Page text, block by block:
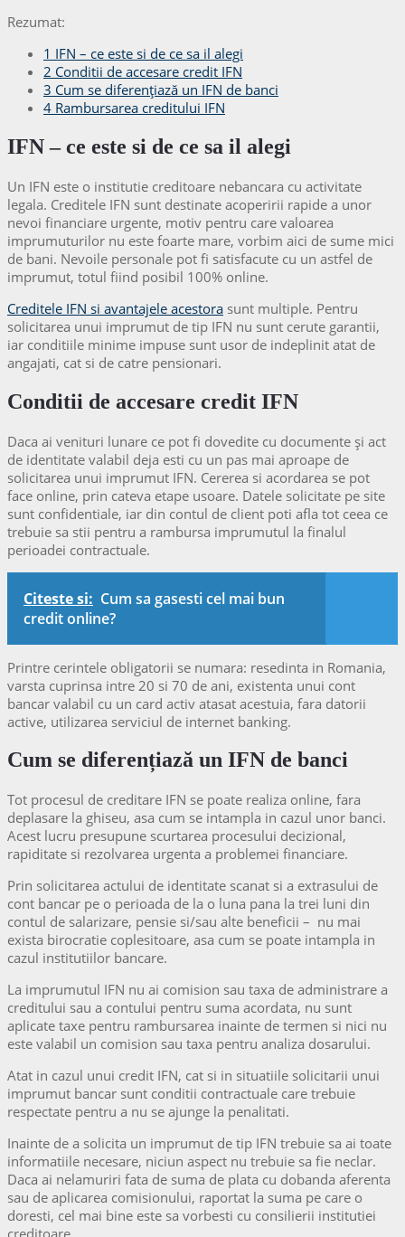
Rezumat:
1 IFN – ce este si de ce sa il alegi
2 Conditii de accesare credit IFN
3 Cum se diferențiază un IFN de banci
4 Rambursarea creditului IFN
IFN – ce este si de ce sa il alegi
Un IFN este o institutie creditoare nebancara cu activitate
legala. Creditele IFN sunt destinate acoperirii rapide a unor
nevoi financiare urgente, motiv pentru care valoarea
imprumuturilor nu este foarte mare, vorbim aici de sume mici
de bani. Nevoile personale pot fi satisfacute cu un astfel de
imprumut, totul fiind posibil 100% online.
Creditele IFN si avantajele acestora sunt multiple. Pentru
solicitarea unui imprumut de tip IFN nu sunt cerute garantii,
iar conditiile minime impuse sunt usor de indeplinit atat de
angajati, cat si de catre pensionari.
Conditii de accesare credit IFN
Daca ai venituri lunare ce pot fi dovedite cu documente și act
de identitate valabil deja esti cu un pas mai aproape de
solicitarea unui imprumut IFN. Cererea si acordarea se pot
face online, prin cateva etape usoare. Datele solicitate pe site
sunt confidentiale, iar din contul de client poti afla tot ceea ce
trebuie sa stii pentru a rambursa imprumutul la finalul
perioadei contractuale.
Citeste si: Cum sa gasesti cel mai bun
credit online?
Printre cerintele obligatorii se numara: resedinta in Romania,
varsta cuprinsa intre 20 si 70 de ani, existenta unui cont
bancar valabil cu un card activ atasat acestuia, fara datorii
active, utilizarea serviciul de internet banking.
Cum se diferențiază un IFN de banci
Tot procesul de creditare IFN se poate realiza online, fara
deplasare la ghiseu, asa cum se intampla in cazul unor banci.
Acest lucru presupune scurtarea procesului decizional,
rapiditate si rezolvarea urgenta a problemei financiare.
Prin solicitarea actului de identitate scanat si a extrasului de
cont bancar pe o perioada de la o luna pana la trei luni din
contul de salarizare, pensie si/sau alte beneficii – nu mai
exista birocratie coplesitoare, asa cum se poate intampla in
cazul institutiilor bancare.
La imprumutul IFN nu ai comision sau taxa de administrare a
creditului sau a contului pentru suma acordata, nu sunt
aplicate taxe pentru rambursarea inainte de termen si nici nu
este valabil un comision sau taxa pentru analiza dosarului.
Atat in cazul unui credit IFN, cat si in situatiile solicitarii unui
imprumut bancar sunt conditii contractuale care trebuie
respectate pentru a nu se ajunge la penalitati.
Inainte de a solicita un imprumut de tip IFN trebuie sa ai toate
informatiile necesare, niciun aspect nu trebuie sa fie neclar.
Daca ai nelamuriri fata de suma de plata cu dobanda aferenta
sau de aplicarea comisionului, raportat la suma pe care o
doresti, cel mai bine este sa vorbesti cu consilierii institutiei